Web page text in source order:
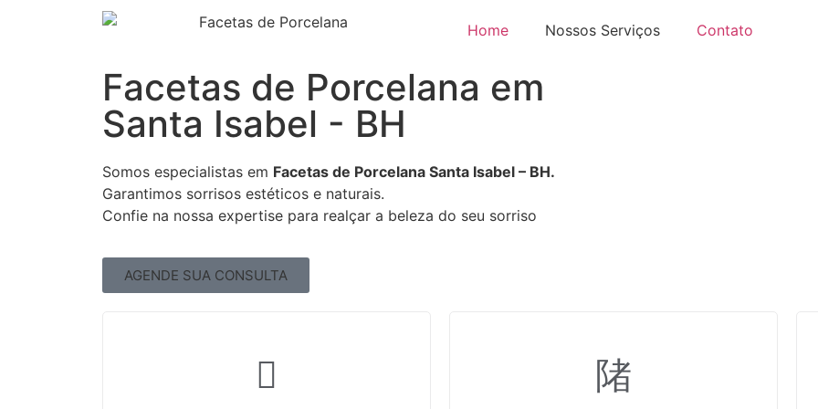
Home Nossos Serviços Contato
Facetas de Porcelana em
Santa Isabel - BH
Somos especialistas em Facetas de Porcelana Santa Isabel – BH.
Garantimos sorrisos estéticos e naturais.
Confie na nossa expertise para realçar a beleza do seu sorriso
AGENDE SUA CONSULTA